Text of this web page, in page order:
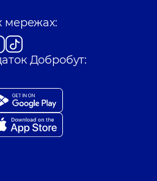
мережах:
Добробут: